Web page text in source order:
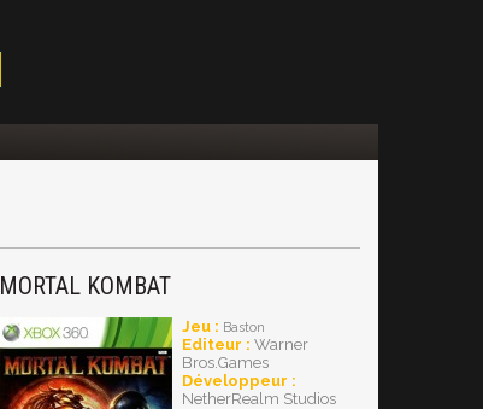
MORTAL KOMBAT
Jeu : Baston
Editeur : Warner
Bros.Games
Développeur :
NetherRealm Studios